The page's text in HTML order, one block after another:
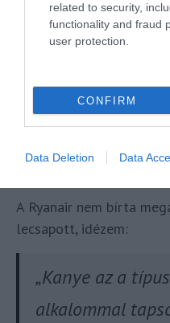
related to security,
functionality and fraud
user protection.
CONFIRM
Data Deletion Data
meg. Valójában 2
bronz érem se érne ám
kedvüket, biztosan
God is so good ?
life for the President of
someone I truly
A Ryanair nem bírta
lecsapott, idézem:
„Kanye az a
alkalommal